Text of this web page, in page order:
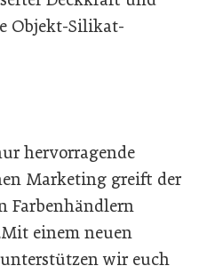
Objekt-Silikat-
hervorragende
Marketing greift der
Farbenhändlern
einem neuen
wir euch